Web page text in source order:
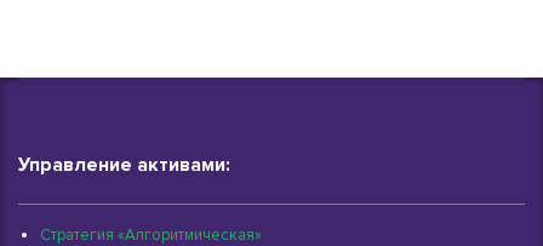
Управление активами:
Стратегия «Алгоритмическая»